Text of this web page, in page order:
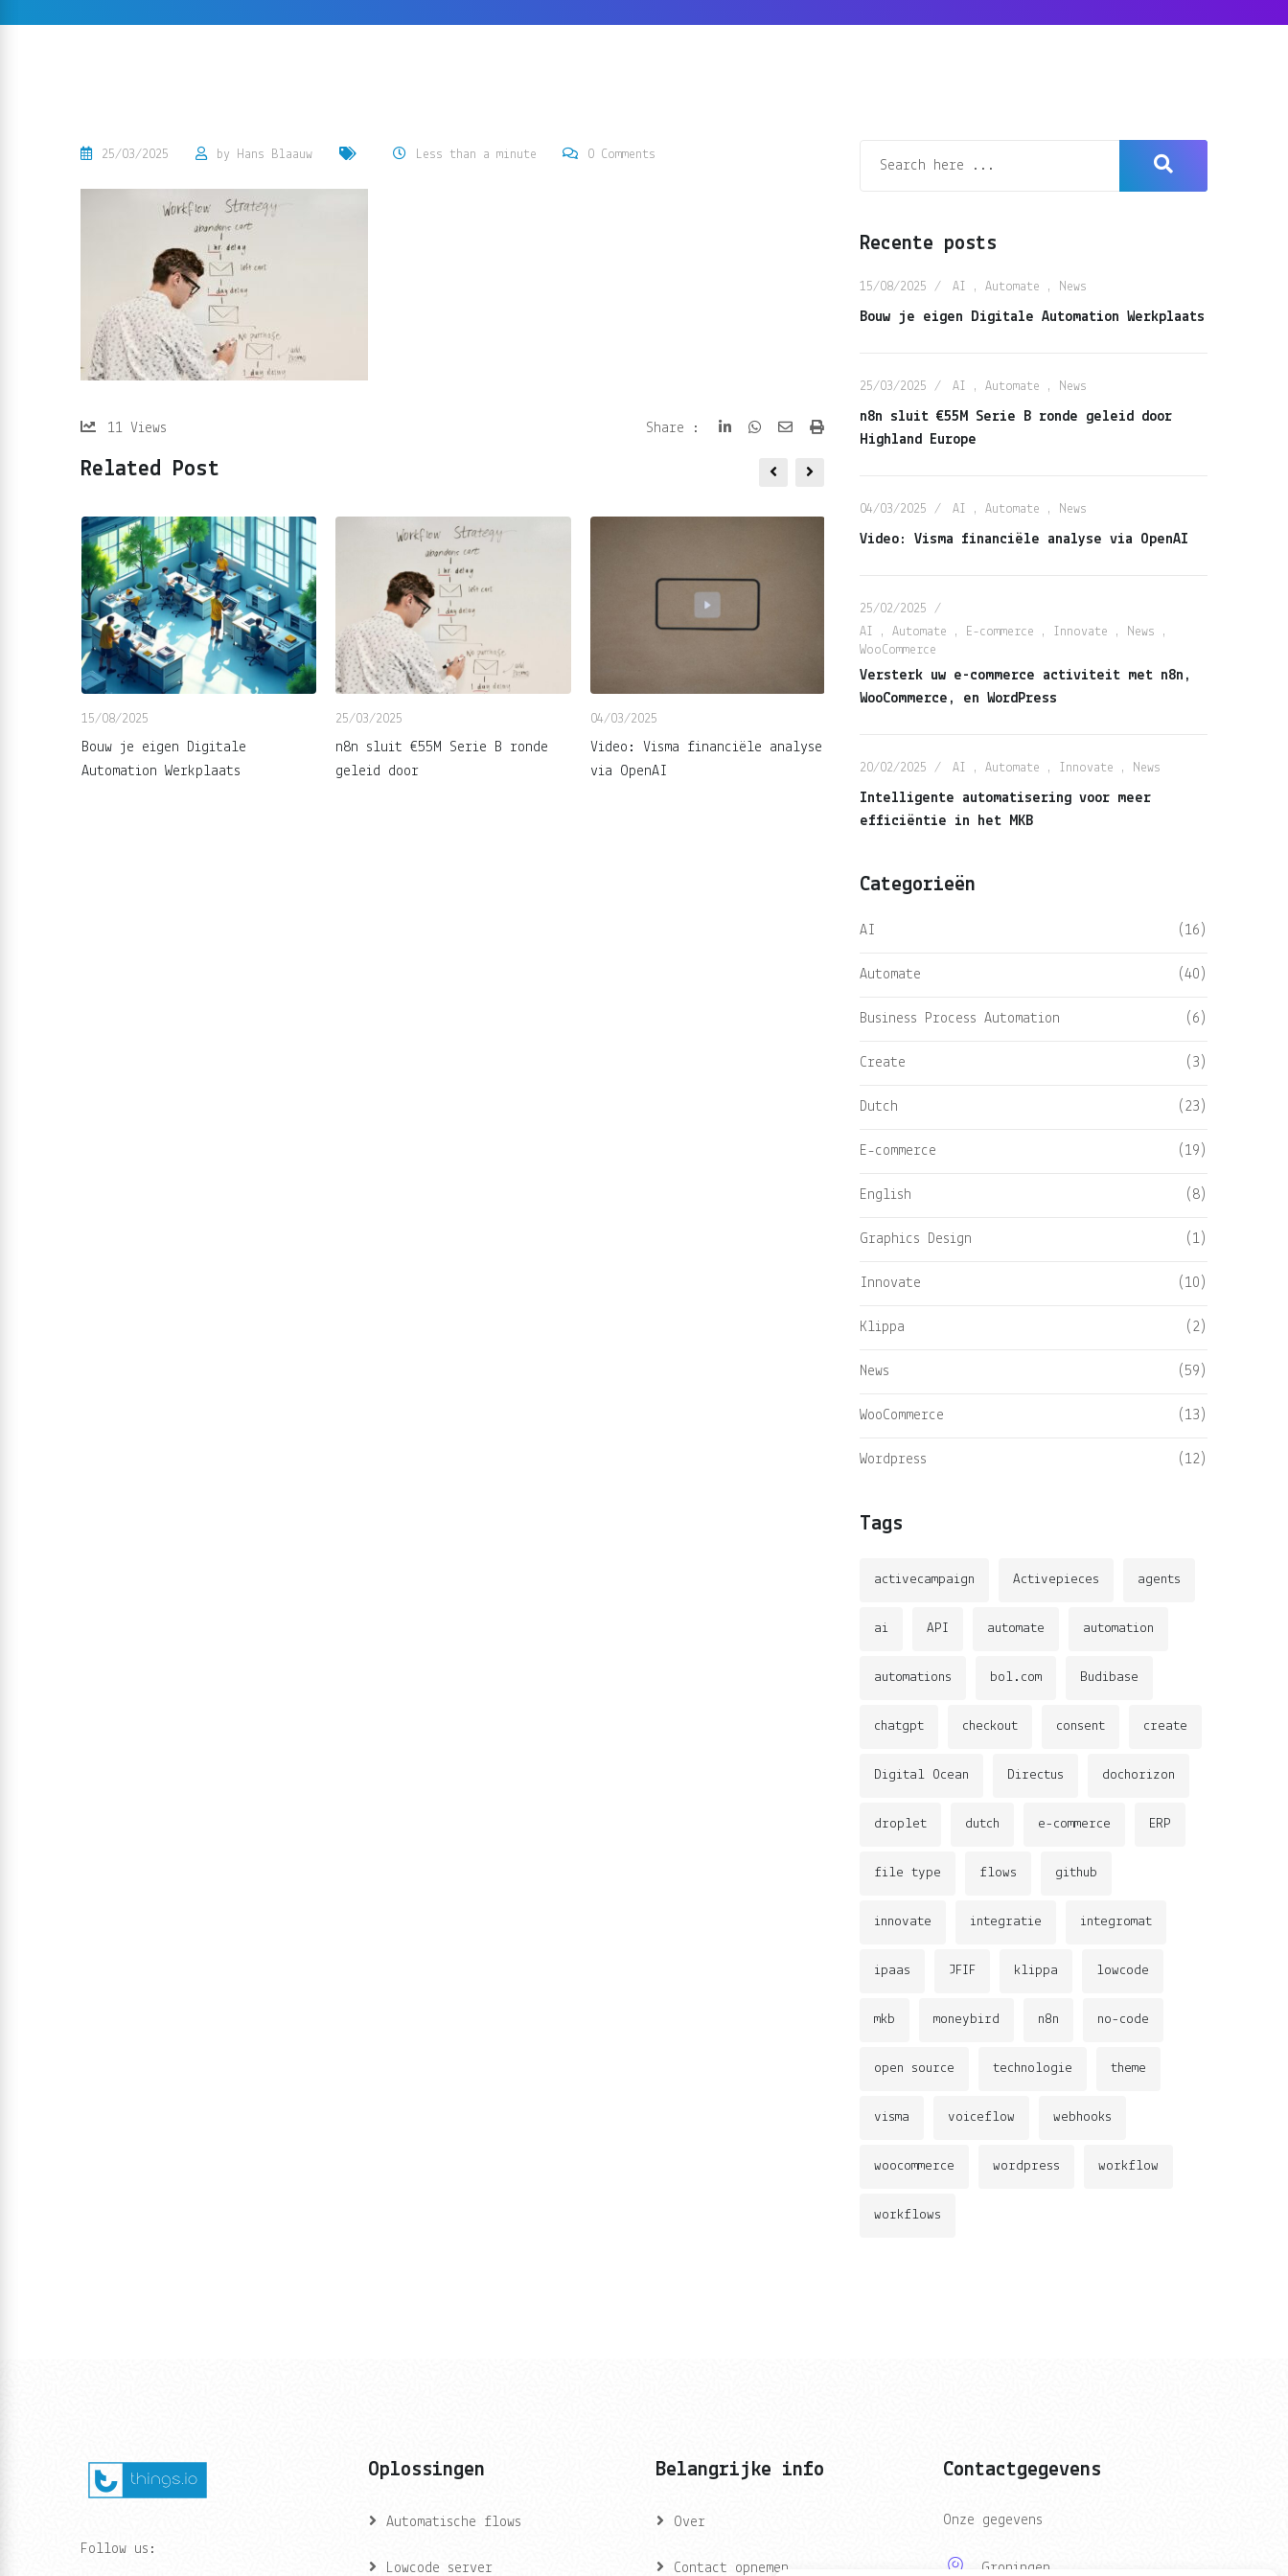
25/03/2025 by Hans Blaauw Less than a minute 0 Comments
11 Views Share :
SharePrint
Related Post
15/08/2025
Bouw je eigen Digitale
Automation Werkplaats
25/03/2025
n8n sluit €55M Serie B ronde
geleid door
04/03/2025
Video: Visma financiële analyse
via OpenAI
activiteit met n8n,
WooCommerce, en
voor meer efficiëntie in
MKB
Recente posts
15/08/2025 AI , Automate , News
Bouw je eigen Digitale Automation Werkplaats
25/03/2025 AI , Automate , News
n8n sluit €55M Serie B ronde geleid door
Highland Europe
04/03/2025 AI , Automate , News
Video: Visma financiële analyse via OpenAI
25/02/2025
AI , Automate , E-commerce , Innovate , News ,
WooCommerce
Versterk uw e-commerce activiteit met n8n,
WooCommerce, en WordPress
20/02/2025 AI , Automate , Innovate , News
Intelligente automatisering voor meer
efficiëntie in het MKB
Categorieën
AI (16)
Automate (40)
Business Process Automation (6)
Create (3)
Dutch (23)
E-commerce (19)
English (8)
Graphics Design (1)
Innovate (10)
Klippa (2)
News (59)
WooCommerce (13)
Wordpress (12)
Tags
activecampaign Activepieces agents
ai API automate automation
automations bol.com Budibase
chatgpt checkout consent create
Digital Ocean Directus dochorizon
droplet dutch e-commerce ERP
file type flows github
innovate integratie integromat
ipaas JFIF klippa lowcode
mkb moneybird n8n no-code
open source technologie theme
visma voiceflow webhooks
woocommerce wordpress workflow
workflows
Follow us:
Oplossingen
Automatische flows
Lowcode server
Belangrijke info
Over
Contact opnemen
Contactgegevens
Onze gegevens
Groningen